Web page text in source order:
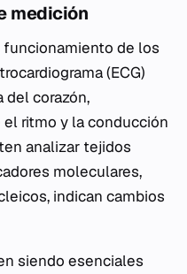
medición
de los
(ECG)
del corazón,
ritmo y la conducción
analizar tejidos
moleculares,
indican cambios
siendo esenciales